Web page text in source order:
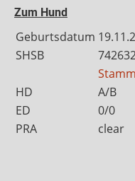
Zum Hund
Geburtsdatum
SHSB
HD
A/B
ED
0/0
PRA
clear